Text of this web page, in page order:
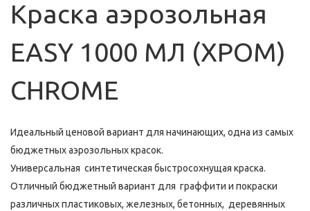
Краска аэрозольная
EASY 1000 МЛ (ХРОМ)
CHROME
Идеальный ценовой вариант для начинающих, одна из самых
бюджетных аэрозольных красок.
Универсальная  синтетическая быстросохнущая краска.
Отличный бюджетный вариант для  граффити и покраски
различных пластиковых, железных, бетонных,  деревянных